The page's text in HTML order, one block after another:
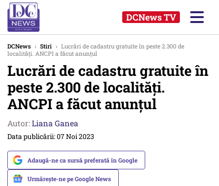
DCNews TV
DCNews › Stiri › Lucrări de cadastru gratuite în peste 2.300 de
localități. ANCPI a făcut anunțul
Lucrări de cadastru gratuite în
peste 2.300 de localități.
ANCPI a făcut anunțul
Autor:Liana Ganea
Data publicării: 07 Noi 2023
Adaugă-ne ca sursă preferată în Google
Urmărește-ne pe Google News